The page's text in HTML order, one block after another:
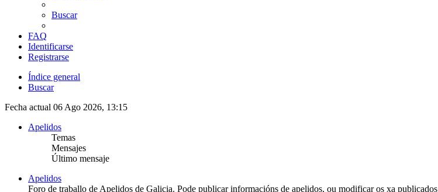
Buscar
FAQ
Identificarse
Registrarse
Índice general
Buscar
Fecha actual 06 Ago 2026, 13:15
Apelidos
Temas
Mensajes
Último mensaje
Apelidos
Foro de traballo de Apelidos de Galicia. Pode publicar informacións de apelidos, ou modificar os xa publicados